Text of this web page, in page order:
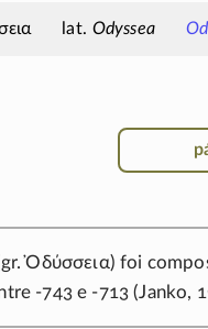
Odyssea
Ὀδύσσεια) foi
-743e -713 (Janko,